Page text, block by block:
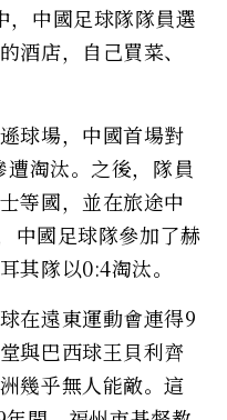
，中國足球隊隊員選
酒店，自己買菜、
球場，中國首場對
淘汰。之後，隊員
等國，並在旅途中
中國足球隊參加了赫
其隊以0:4淘汰。
在遠東運動會連得9
與巴西球王貝利齊
幾乎無人能敵。這